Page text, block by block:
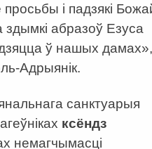
і падзякі
здымкі абразоў Езуса
ў нашых дамах»,
Адрыянік.
санктуарыя
ксёндз
немагчымасці